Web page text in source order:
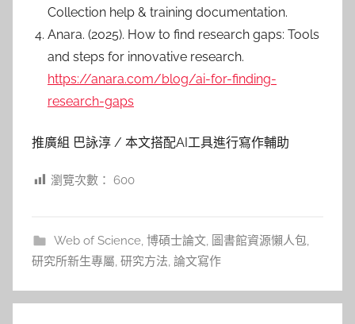
Collection help & training documentation.
Anara. (2025). How to find research gaps: Tools
and steps for innovative research.
https://anara.com/blog/ai-for-finding-
research-gaps
推廣組 巴詠淳 / 本文搭配AI工具進行寫作輔助
瀏覽次數： 600
Web of Science, 博碩士論文, 圖書館資源懶人包
研究所新生專屬 研究方法 論文寫作